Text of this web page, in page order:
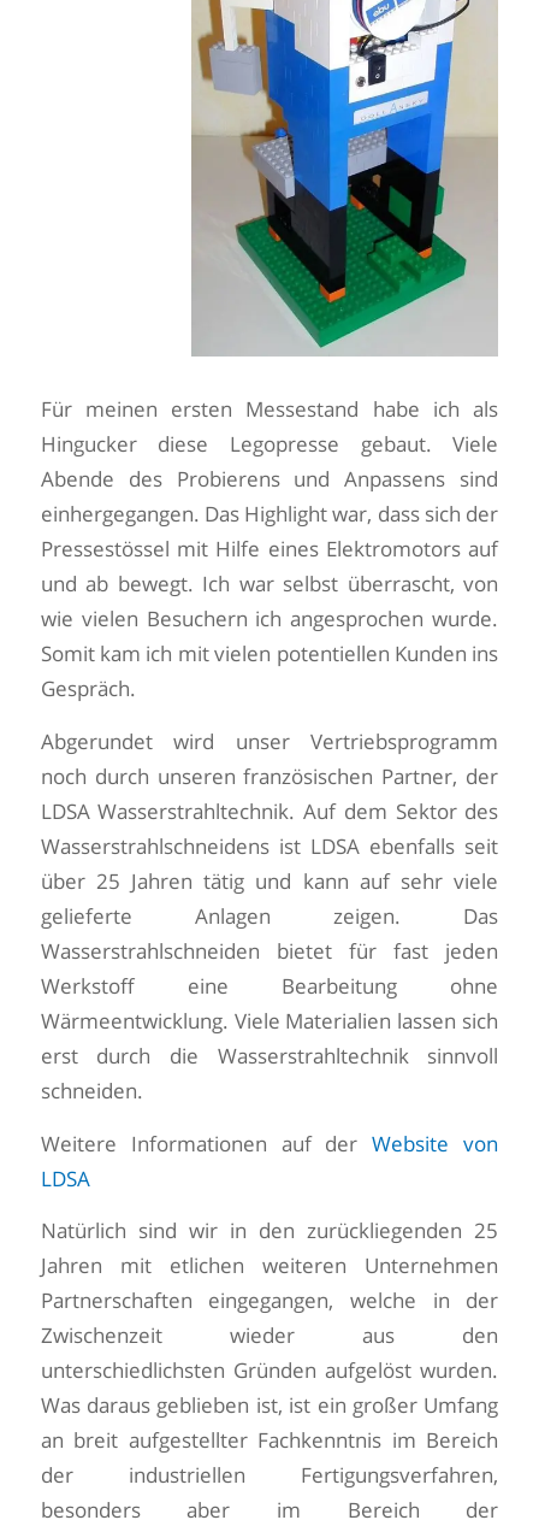
Für meinen ersten Messestand habe ich als
Hingucker diese Legopresse gebaut. Viele
Abende des Probierens und Anpassens sind
einhergegangen. Das Highlight war, dass sich der
Pressestössel mit Hilfe eines Elektromotors auf
und ab bewegt. Ich war selbst überrascht, von
wie vielen Besuchern ich angesprochen wurde.
Somit kam ich mit vielen potentiellen Kunden ins
Gespräch.
Abgerundet wird unser Vertriebsprogramm
noch durch unseren französischen Partner, der
LDSA Wasserstrahltechnik. Auf dem Sektor des
Wasserstrahlschneidens ist LDSA ebenfalls seit
über 25 Jahren tätig und kann auf sehr viele
gelieferte Anlagen zeigen. Das
Wasserstrahlschneiden bietet für fast jeden
Werkstoff eine Bearbeitung ohne
Wärmeentwicklung. Viele Materialien lassen sich
erst durch die Wasserstrahltechnik sinnvoll
schneiden.
Weitere Informationen auf derWebsite von
LDSA
Natürlich sind wir in den zurückliegenden 25
Jahren mit etlichen weiteren Unternehmen
Partnerschaften eingegangen, welche in der
Zwischenzeit wieder aus den
unterschiedlichsten Gründen aufgelöst wurden.
Was daraus geblieben ist, ist ein großer Umfang
an breit aufgestellter Fachkenntnis im Bereich
der industriellen Fertigungsverfahren,
besonders aber im Bereich der